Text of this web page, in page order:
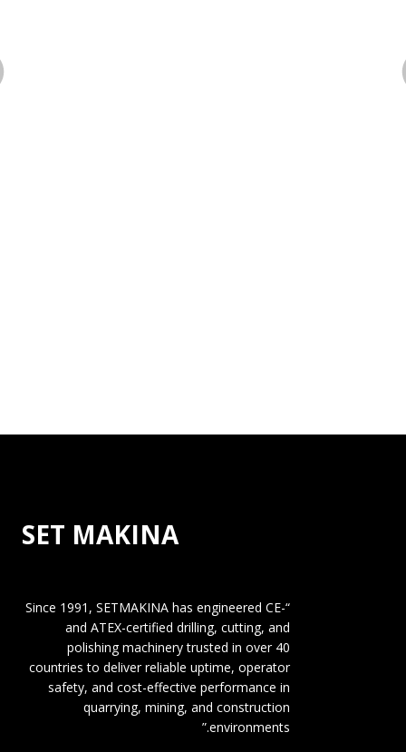
SET MAKINA
“Since 1991, SETMAKINA has engineered CE-
and ATEX-certified drilling, cutting, and
polishing machinery trusted in over 40
countries to deliver reliable uptime, operator
safety, and cost-effective performance in
quarrying, mining, and construction
environments.”